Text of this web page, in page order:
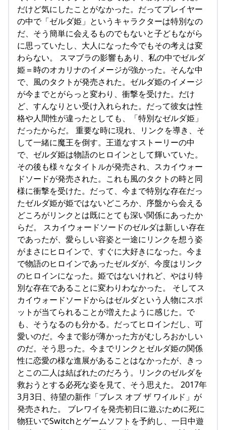
だけど気にしたことがなかった。だってプレイヤー
の中で「ゼルダ姫」というキャラクターは特別なの
だ、そう簡単に会えるものでもないと子どもながら
に思っていたし、大人になった今でもその考えは変
わらない。 スマブラの影響もあり、私の中でゼルダ
姫＝時のオカリナのイメージが強かった。そんな中
で、風のタクトが発売された。ゼルダ姫のイメージ
が今までとがらっと変わり、衝撃を受けた。だけ
ど、すんなりとい受け入れられた。だって彼女は性
格や人間性が違ったとしても、「特別なゼルダ姫」
だったからだ。 重要な時に現れ、リンクを導き、そ
して一緒に魔王を倒す。王道なすストーリーの中
で、ゼルダ姫は物語のヒロインとして輝いていた。
その後も様々なタイトルが発売され、スカイウォー
ドソードが発売された。これも風のタクトの時と同
様に衝撃を受けた。だって、今まで特別な存在だっ
たゼルダ姫が姫ではないどころか、序盤から会える
どころがリンクとは既にとても深い関係にあったか
らだ。 スカイウォードソードのゼルダは新しい存在
であったが、愛らしい容姿と一途にリンクを想う姿
がまさにヒロインで、すぐに大好きになった。今ま
で物語のヒロインであったゼルダが、今度はリンク
のヒロインになった。姫ではないけれど、やはり特
別な存在であることに変わりわなかった。 そしてス
カイウォードソードからはゼルダという人物にスポ
ットが当てられることが増えたように感じた。で
も、そうなるのも分かる。だってヒロインだし、可
愛いのだ。今まで影が薄かった方がむしろおかしい
のだ。そう思った。今までリンクとゼルダ姫の関係
性に恋愛の様な進展があることはなかったが、きっ
とこの二人は結ばれたのだろう。リンクのゼルダを
救おうとする必死な姿を見て、そう思えた。 2017年
3月3日、待望の新作「ブレス オブ ザ ワイルド」が
発売された。 ブレワイを発売初日に遊ぶために死に
物狂いでSwitchとゲームソフトを予約し、一日中遊